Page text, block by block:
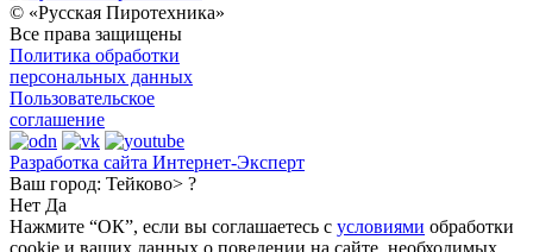
© «Русская Пиротехника»
Все права защищены
Политика обработки
персональных данных
Пользовательское
соглашение
Разработка сайта Интернет-Эксперт
Ваш город: Тейково> ?
Нет Да
Нажмите “ОК”, если вы соглашаетесь с условиями обработки
cookie и ваших данных о поведении на сайте, необходимых